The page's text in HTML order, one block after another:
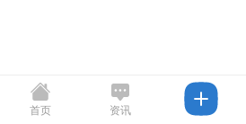
首页 资讯